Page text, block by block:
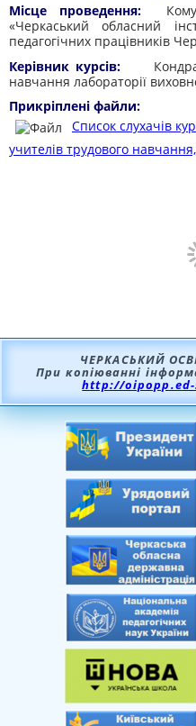
Місце проведення:
«Черкаський обласний
педагогічних працівників
Керівник курсів:
навчання лабораторії
Прикріплені файли:
Список слухачів
учителів трудового
ЧЕРКАСЬКИЙ
При копіюванні
http://